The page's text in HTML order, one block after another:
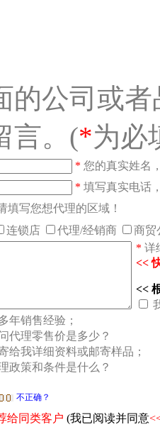
的公司或
言。(*为必
* 您的真实姓名
* 填写真实电话
填写您想代理的区域！
连锁店 代理/经销商 商贸
* 详
<<
<<
年销售经验；
代理零售价是多少？
给我详细资料或邮寄样品；
政策和条件是什么？
不正确？
给同类客户 (我已阅读并同意